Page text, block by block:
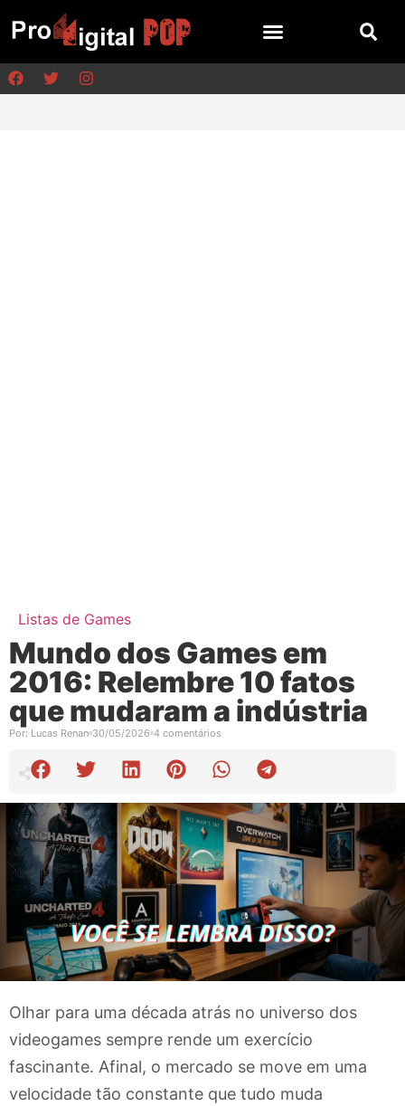
Listas de Games
Mundo dos Games em
2016: Relembre 10 fatos
que mudaram a indústria
Por: Lucas Renan 30/05/2026 4 comentários
Olhar para uma década atrás no universo dos
videogames sempre rende um exercício
fascinante. Afinal, o mercado se move em uma
velocidade tão constante que tudo muda